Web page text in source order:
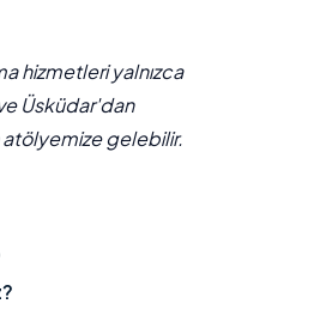
hizmetleri yalnızca
Üsküdar'dan
gelebilir.